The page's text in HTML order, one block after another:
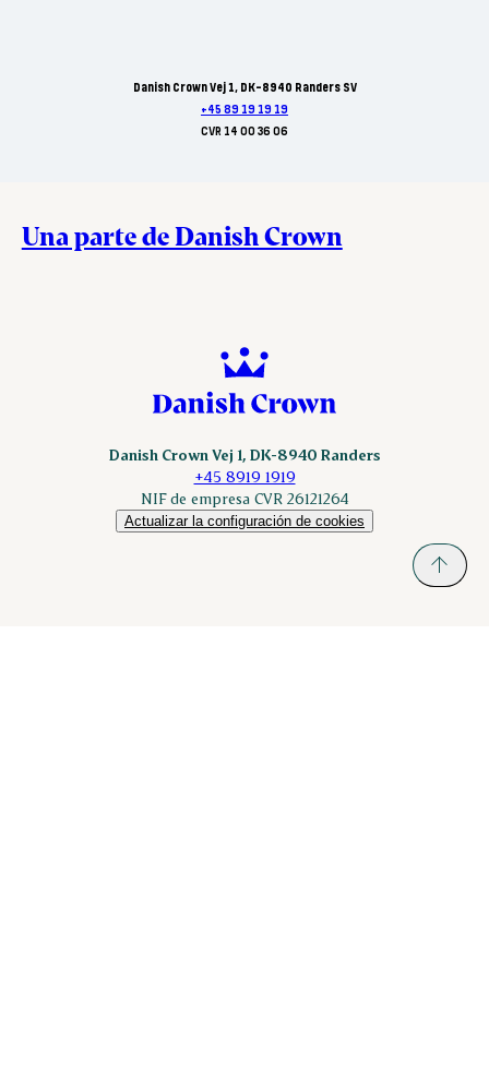
Danish Crown Vej 1, DK-8940 Randers SV
+45 89 19 19 19
CVR 14 00 36 06
Una parte de Danish Crown
Danish Crown Vej 1, DK-8940 Randers
+45 8919 1919
NIF de empresa CVR 26121264
Actualizar la configuración de cookies